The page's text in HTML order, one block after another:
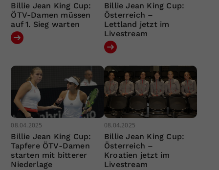
Billie Jean King Cup:
ÖTV-Damen müssen
auf 1. Sieg warten
Billie Jean King Cup:
Österreich –
Lettland jetzt im
Livestream
08.04.2025
Billie Jean King Cup:
Tapfere ÖTV-Damen
starten mit bitterer
Niederlage
08.04.2025
Billie Jean King Cup:
Österreich –
Kroatien jetzt im
Livestream